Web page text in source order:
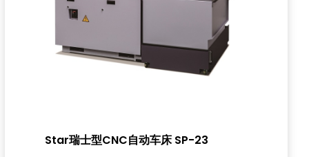
Star瑞士型CNC自动车床 SP-23